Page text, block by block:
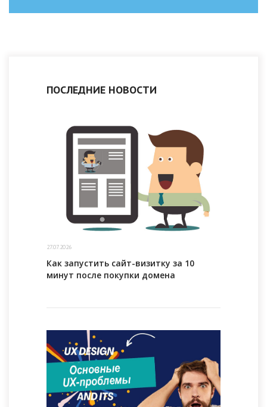
ПОСЛЕДНИЕ НОВОСТИ
27.07.2026
Как запустить сайт-визитку за 10
минут после покупки домена